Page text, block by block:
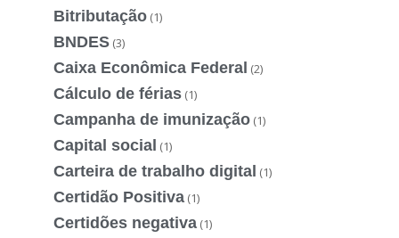
Bitributação (1)
BNDES (3)
Caixa Econômica Federal (2)
Cálculo de férias (1)
Campanha de imunização (1)
Capital social (1)
Carteira de trabalho digital (1)
Certidão Positiva (1)
Certidões negativa (1)